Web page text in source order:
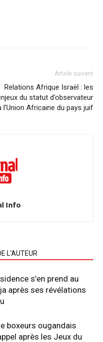
Article suivant
Relations Afrique Israël : les
du statut d’observateur
l’Union Africaine du pays juif
Info
L'AUTEUR
s’en prend au
après ses révélations
boxeurs ougandais
après les Jeux du